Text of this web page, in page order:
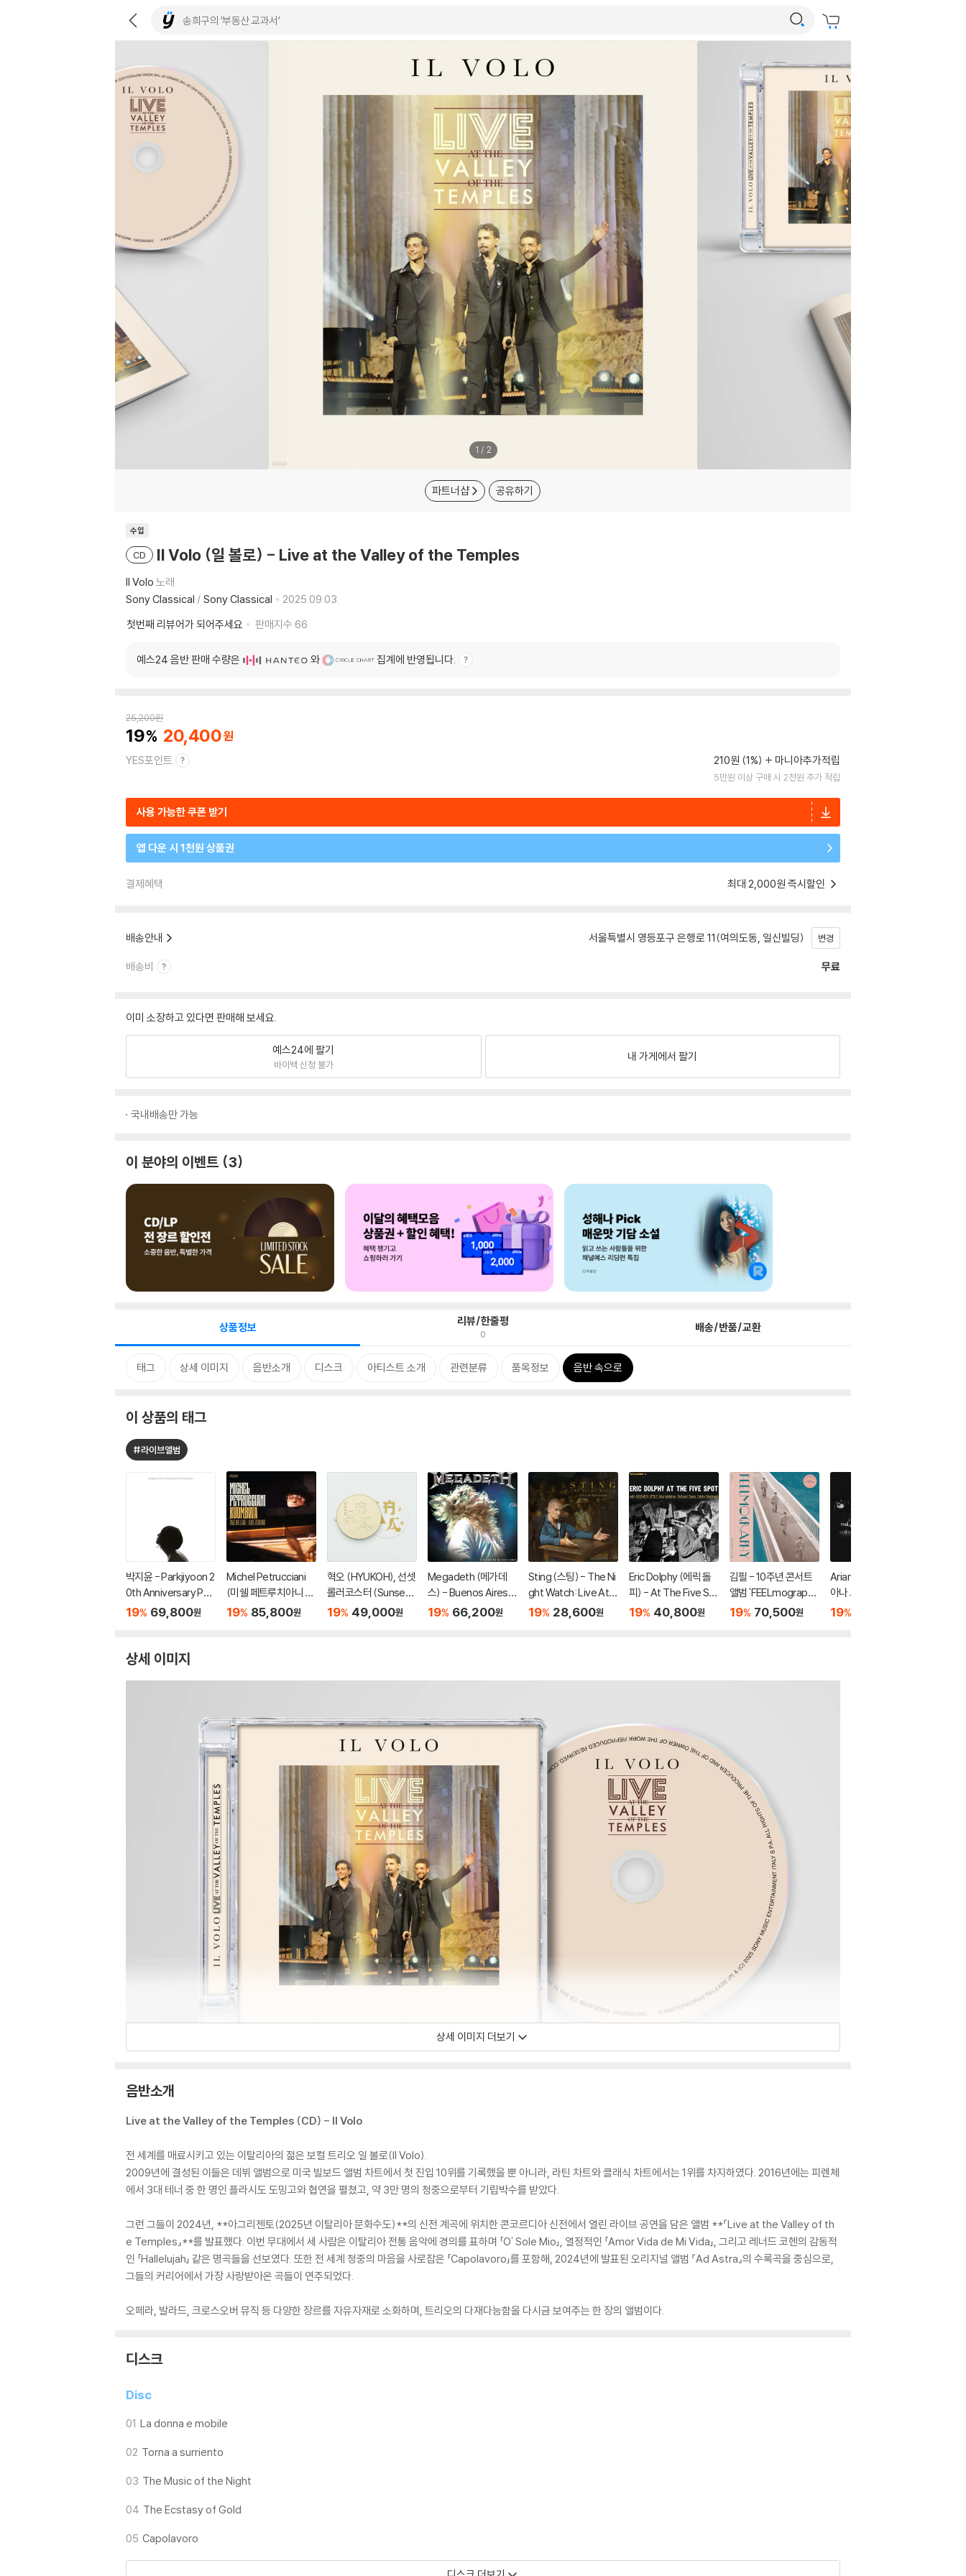
1 / 2
파트너샵 공유하기
수입
CD Il Volo (일 볼로) - Live at the Valley of the Temples
Il Volo 노래
Sony Classical / Sony Classical
2025.09.03.
첫번째 리뷰어가 되어주세요
판매지수 66
예스24 음반 판매 수량은 와 집계에 반영됩니다.
25,200원
19 20,400
YES포인트 210원 (1%) 마니아추가적립
5만원 이상 구매 시 2천원 추가 적립
사용 가능한 쿠폰 받기
앱 다운 시 1천원 상품권
결제혜택 최대 2,000원 즉시할인
배송안내 서울특별시 영등포구 은행로 11(여의도동, 일신빌딩) 변경
배송비 무료
이미 소장하고 있다면 판매해 보세요.
예스24에 팔기
바이백 신청 불가
내 가게에서 팔기
국내배송만 가능
이 분야의 이벤트 3
상품정보 리뷰/한줄평
0 배송/반품/교환
태그 상세 이미지 음반소개 디스크 아티스트 소개 관련분류 품목정보 음반 속으로
이 상품의 태그
#라이브앨범
박지윤 - Parkjiyoon 2
0th Anniversary Pho
to & Live Album [화
19% 69,800원
Michel Petrucciani
(미쉘 페트루치아니 ) -
Kuumbwa [2LP]
19% 85,800원
혁오 (HYUKOH), 선셋
롤러코스터 (Sunset R
ollercoaster) - AAA
19% 49,000원
Megadeth (메가데
스) - Buenos Aires 2
005 [퍼플 앤 블랙 스
19% 66,200원
Sting (스팅) - The Ni
ght Watch: Live At T
he Rijksmuseum
19% 28,600원
Eric Dolphy (에릭 돌
피) - At The Five Sp
ot, Volume 1 [클리어
19% 40,800원
김필 - 10주년 콘서트
앨범 'FEELmograph
y' [LP + DVD]
19% 70,500원
Ariana Grande (아리
아나 그란데) - K Bye
For Now [swt Live]
19%
상세 이미지
상세 이미지 더보기
음반소개
Live at the Valley of the Temples (CD) - Il Volo
전 세계를 매료시키고 있는 이탈리아의 젊은 보컬 트리오 일 볼로(Il Volo).
2009년에 결성된 이들은 데뷔 앨범으로 미국 빌보드 앨범 차트에서 첫 진입 10위를 기록했을 뿐 아니라, 라틴 차트와 클래식 차트에서는 1위를 차지하였다. 2016년에는 피렌체
에서 3대 테너 중 한 명인 플라시도 도밍고와 협연을 펼쳤고, 약 3만 명의 청중으로부터 기립박수를 받았다.
그런 그들이 2024년, **아그리젠토(2025년 이탈리아 문화수도)**의 신전 계곡에 위치한 콘코르디아 신전에서 열린 라이브 공연을 담은 앨범 **『Live at the Valley of th
e Temples』**를 발표했다. 이번 무대에서 세 사람은 이탈리아 전통 음악에 경의를 표하며 「O' Sole Mio」, 열정적인 「Amor Vida de Mi Vida」, 그리고 레너드 코헨의 감동적
인 「Hallelujah」 같은 명곡들을 선보였다. 또한 전 세계 청중의 마음을 사로잡은 「Capolavoro」를 포함해, 2024년에 발표된 오리지널 앨범 『Ad Astra』의 수록곡을 중심으로,
그들의 커리어에서 가장 사랑받아온 곡들이 연주되었다.
오페라, 발라드, 크로스오버 뮤직 등 다양한 장르를 자유자재로 소화하며, 트리오의 다재다능함을 다시금 보여주는 한 장의 앨범이다.
디스크
Disc
01 La donna e mobile
02 Torna a surriento
03 The Music of the Night
04 The Ecstasy of Gold
05 Capolavoro